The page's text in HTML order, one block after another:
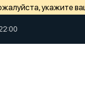
укажите